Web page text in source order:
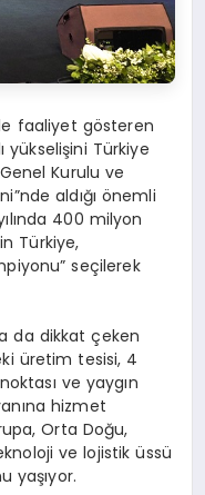
faaliyet gösteren
yükselişini Türkiye
Kurulu ve
aldığı önemli
400 milyon
Türkiye,
seçilerek
da dikkat çeken
üretim tesisi, 4
ve yaygın
hizmet
Orta Doğu,
ve lojistik üssü
yaşıyor.